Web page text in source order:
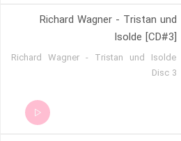
Richard Wagner - Tristan und
Isolde [CD#3]
Richard Wagner - Tristan und Isolde
Disc 3